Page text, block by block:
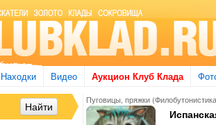
Находки Видео Аукцион Клуб Клада
Пуговицы, пряжки